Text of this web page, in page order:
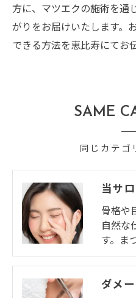
方に、マツエクの施術を通
がりをお届けいたします。
できる方法を恵比寿にてお
同じカテゴ
SAME
当サ
骨格や
自然な
す。ま
ダメ